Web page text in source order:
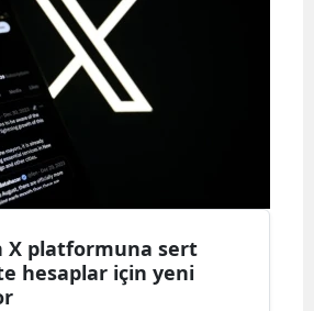
X platformuna sert
hesaplar için yeni